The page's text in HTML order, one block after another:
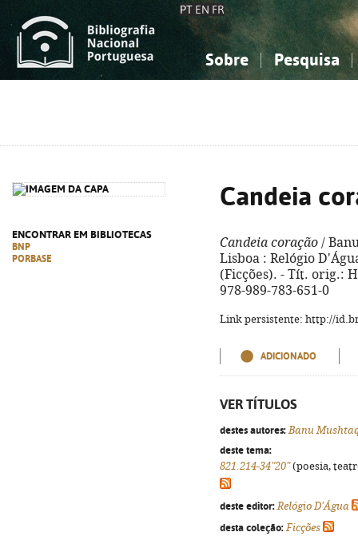
PT EN FR
Sobre Pesquisa
ENCONTRAR EM BIBLIOTECAS
BNP
PORBASE
Candeia
Candeia coração /
Lisboa : Relógio
(Ficções). - Tít. orig.:
978-989-783-651-0
Link persistente: http://
ADICIONADO
VER TÍTULOS
destes autores: Banu
deste tema:
821.214-34"20"(poesia,
deste editor: Relógio D'Água
desta coleção: Ficções